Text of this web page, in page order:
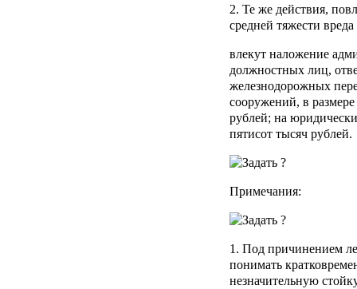
2. Те же действия,
средней тяжести
влекут наложение
должностных лиц,
железнодорожных
сооружений, в
рублей; на
пятисот тысяч рублей.
Примечания:
1. Под причинением
понимать
незначительную